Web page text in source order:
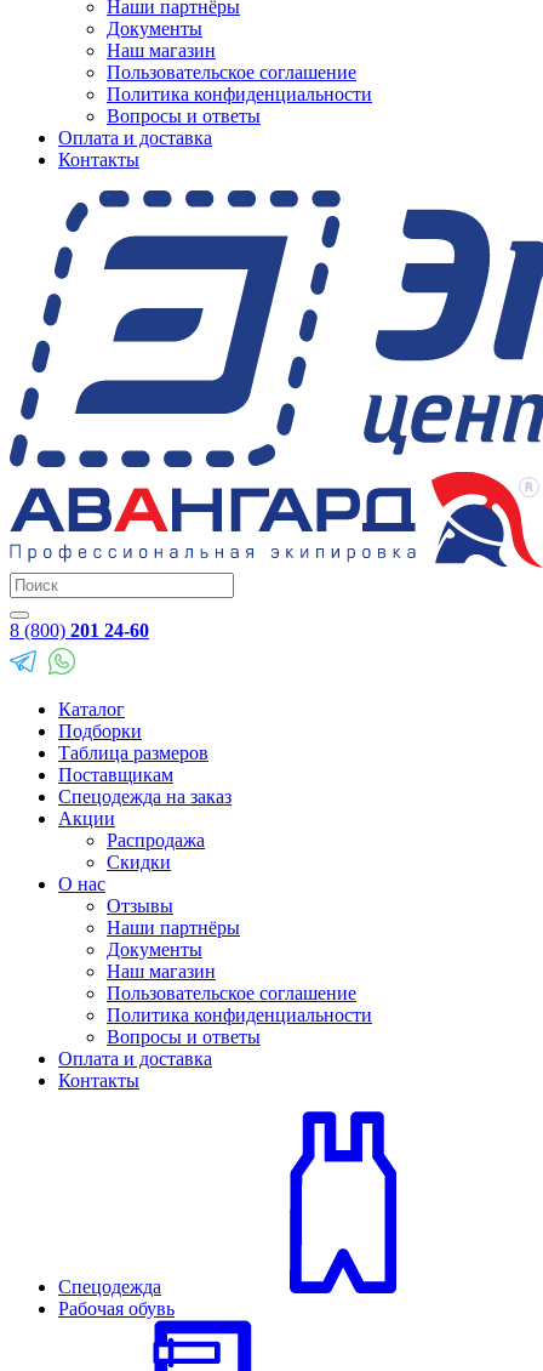
Наши партнёры
Документы
Наш магазин
Пользовательское соглашение
Политика конфиденциальности
Вопросы и ответы
Оплата и доставка
Контакты
8 (800) 201 24-60
Каталог
Подборки
Таблица размеров
Поставщикам
Спецодежда на заказ
Акции
Распродажа
Скидки
О нас
Отзывы
Наши партнёры
Документы
Наш магазин
Пользовательское соглашение
Политика конфиденциальности
Вопросы и ответы
Оплата и доставка
Контакты
Спецодежда
Рабочая обувь